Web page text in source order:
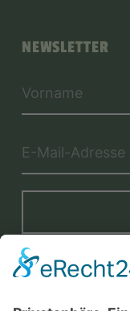
NEWSLETTER